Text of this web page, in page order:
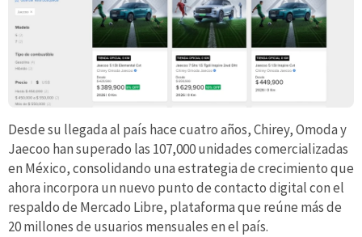
Desde su llegada al país hace cuatro años, Chirey, Omoda y
Jaecoo han superado las 107,000 unidades comercializadas
en México, consolidando una estrategia de crecimiento que
ahora incorpora un nuevo punto de contacto digital con el
respaldo de Mercado Libre, plataforma que reúne más de
20 millones de usuarios mensuales en el país.